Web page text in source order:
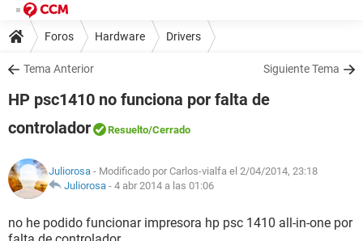
Foros Hardware Drivers
Tema Anterior Siguiente Tema
HP psc1410 no funciona por falta de
controlador
Resuelto/Cerrado
Juliorosa - Modificado por Carlos-vialfa el 2/04/2014, 23:18
Juliorosa - 4 abr 2014 a las 01:06
no he podido funcionar impresora hp psc 1410 all-in-one por